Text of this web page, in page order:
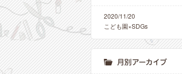
2020/11/20
こども園×SDGs